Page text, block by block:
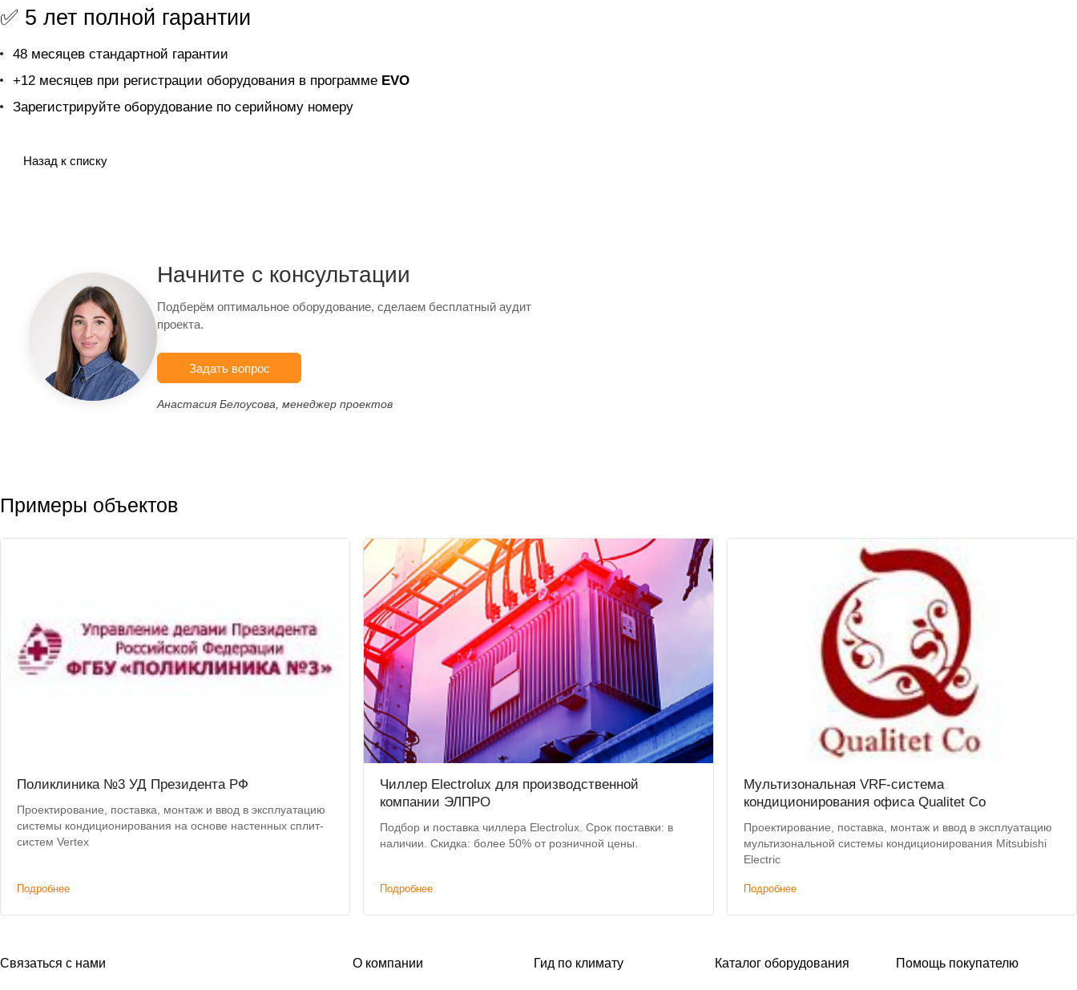
✅ 5 лет полной гарантии
48 месяцев стандартной гарантии
+12 месяцев при регистрации оборудования в программе EVO
Зарегистрируйте оборудование по серийному номеру
Назад к списку
Начните с консультации
Подберём оптимальное оборудование, сделаем бесплатный аудит
проекта.
Задать вопрос
Анастасия Белоусова, менеджер проектов
Примеры объектов
Поликлиника №3 УД Президента РФ
Проектирование, поставка, монтаж и ввод в эксплуатацию
системы кондиционирования на основе настенных сплит-
систем Vertex
Подробнее
Чиллер Electrolux для производственной
компании ЭЛПРО
Подбор и поставка чиллера Electrolux. Срок поставки: в
наличии. Скидка: более 50% от розничной цены.
Подробнее
Мультизональная VRF-система
кондиционирования офиса Qualitet Co
Проектирование, поставка, монтаж и ввод в эксплуатацию
мультизональной системы кондиционирования Mitsubishi
Electric
Подробнее
Связаться с нами О компании Гид по климату Каталог оборудования Помощь покупателю